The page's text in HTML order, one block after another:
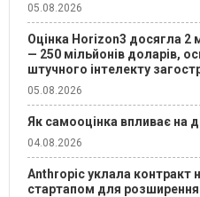
05.08.2026
Оцінка Horizon3 досягла 2
— 250 мільйонів доларів,
штучного інтелекту
05.08.2026
Як самооцінка впливає на
04.08.2026
Anthropic уклала контракт
стартапом для розширення